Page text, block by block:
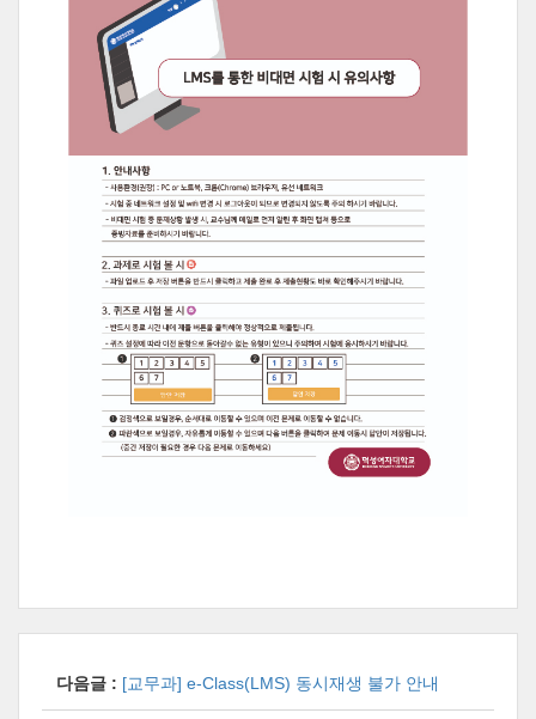
다음글 : [교무과] e-Class(LMS) 동시재생 불가 안내